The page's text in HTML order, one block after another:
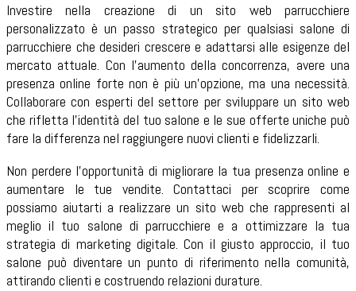
Investire nella creazione di un sito web parrucchiere
personalizzato è un passo strategico per qualsiasi salone di
parrucchiere che desideri crescere e adattarsi alle esigenze del
mercato attuale. Con l'aumento della concorrenza, avere una
presenza online forte non è più un'opzione, ma una necessità.
Collaborare con esperti del settore per sviluppare un sito web
che rifletta l'identità del tuo salone e le sue offerte uniche può
fare la differenza nel raggiungere nuovi clienti e fidelizzarli.
Non perdere l'opportunità di migliorare la tua presenza online e
aumentare le tue vendite. Contattaci per scoprire come
possiamo aiutarti a realizzare un sito web che rappresenti al
meglio il tuo salone di parrucchiere e a ottimizzare la tua
strategia di marketing digitale. Con il giusto approccio, il tuo
salone può diventare un punto di riferimento nella comunità,
attirando clienti e costruendo relazioni durature.